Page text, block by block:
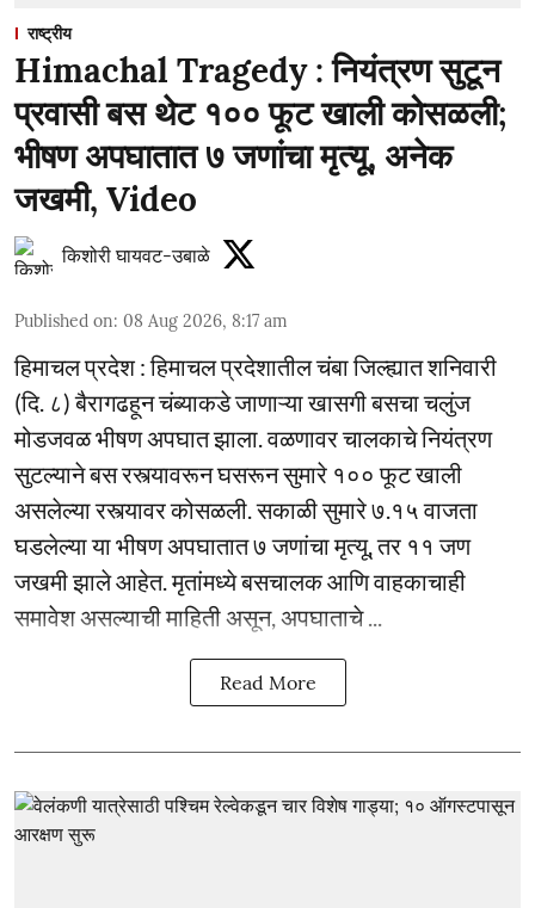
राष्ट्रीय
Himachal Tragedy : नियंत्रण सुटून
प्रवासी बस थेट १०० फूट खाली कोसळली;
भीषण अपघातात ७ जणांचा मृत्यू, अनेक
जखमी, Video
किशोरी घायवट-उबाळे
Published on: 08 Aug 2026, 8:17 am
हिमाचल प्रदेश : हिमाचल प्रदेशातील चंबा जिल्ह्यात शनिवारी
(दि. ८) बैरागढहून चंब्याकडे जाणाऱ्या खासगी बसचा चलुंज
मोडजवळ भीषण अपघात झाला. वळणावर चालकाचे नियंत्रण
सुटल्याने बस रस्त्यावरून घसरून सुमारे १०० फूट खाली
असलेल्या रस्त्यावर कोसळली. सकाळी सुमारे ७.१५ वाजता
घडलेल्या या भीषण अपघातात ७ जणांचा मृत्यू, तर ११ जण
जखमी झाले आहेत. मृतांमध्ये बसचालक आणि वाहकाचाही
समावेश असल्याची माहिती असून, अपघाताचे ...
Read More